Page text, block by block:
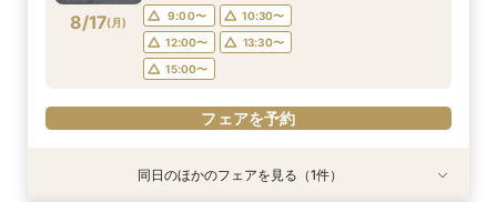
15:00〜
フェアを予約
8/17(月) 9:00〜
10:30〜
12:00〜
13:30〜
15:00〜
フェアを予約
同日のほかのフェアを見る（1件）